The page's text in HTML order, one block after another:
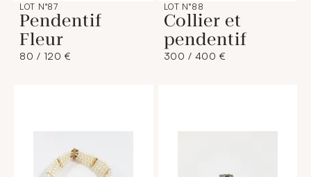
LOT N°87
Pendentif
Fleur
80 / 120 €
LOT N°88
Collier et
pendentif
300 / 400 €